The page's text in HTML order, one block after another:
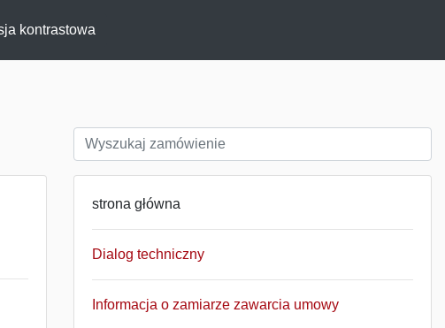
kontrastowa
strona główna
Dialog techniczny
Informacja o zamiarze zawarcia umowy